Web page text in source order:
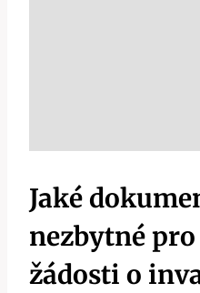
Jaké
nezbytné
žádosti o